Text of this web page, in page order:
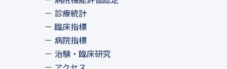
診療統計
臨床指標
病院指標
治験・臨床研究